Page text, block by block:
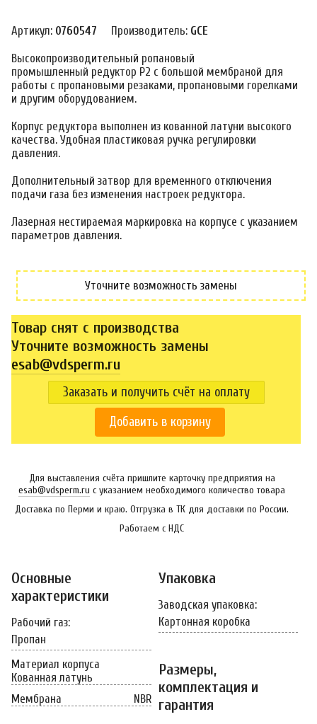
Артикул: 0760547 Производитель: GCE
Высокопроизводительный ропановый
промышленный редуктор P2 с большой мембраной для
работы с пропановыми резаками, пропановыми горелками
и другим оборудованием.
Корпус редуктора выполнен из кованной латуни высокого
качества. Удобная пластиковая ручка регулировки
давления.
Дополнительный затвор для временного отключения
подачи газа без изменения настроек редуктора.
Лазерная нестираемая маркировка на корпусе с указанием
параметров давления.
Уточните возможность замены
Товар снят с производства
Уточните возможность замены
esab@vdsperm.ru
Заказать и получить счёт на оплату
Добавить в корзину
Для выставления счёта пришлите карточку предприятия на
esab@vdsperm.ru с указанием необходимого количество товара
Доставка по Перми и краю. Отгрузка в ТК для доставки по России.
Работаем с НДС
Основные
характеристики
Рабочий газ:
Пропан
Материал корпуса
Кованная латунь
Мембрана
NBR
Упаковка
Заводская упаковка:
Картонная коробка
Размеры,
комплектация и
гарантия